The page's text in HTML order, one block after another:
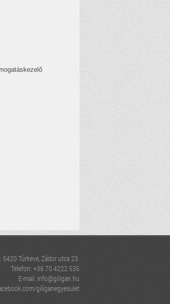
5420 Túrkeve, Zádor utca 23.
Telefon: +36 70 4222 535
E-mail: info@giligan.hu
giliganegyesulet